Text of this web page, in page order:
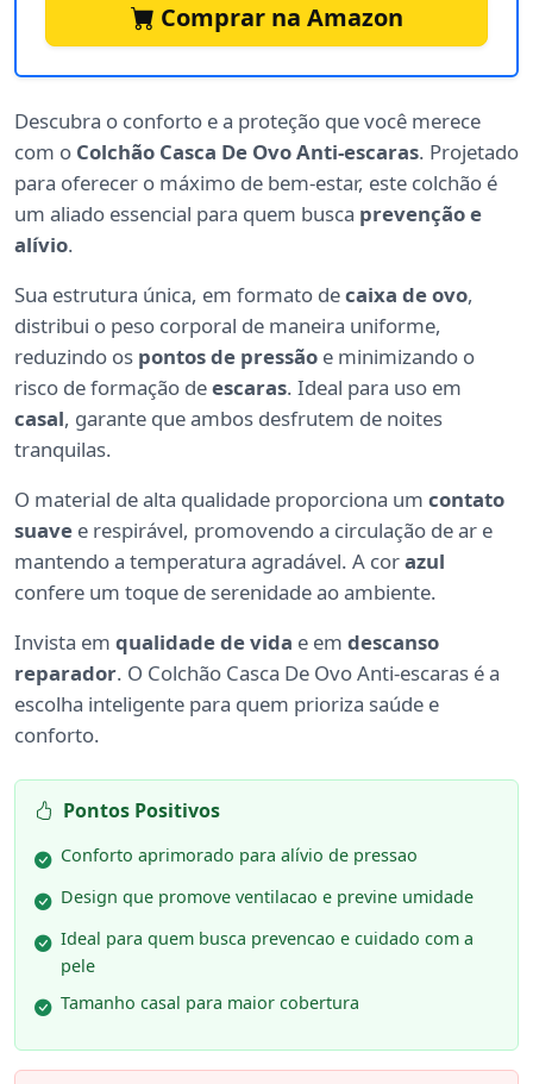
Comprar na Amazon
Descubra o conforto e a proteção que você merece
com o Colchão Casca De Ovo Anti-escaras. Projetado
para oferecer o máximo de bem-estar, este colchão é
um aliado essencial para quem busca prevenção e
alívio.
Sua estrutura única, em formato decaixa de ovo,
distribui o peso corporal de maneira uniforme,
reduzindo os pontos de pressão e minimizando o
risco de formação deescaras. Ideal para uso em
casal, garante que ambos desfrutem de noites
tranquilas.
O material de alta qualidade proporciona um contato
suave e respirável, promovendo a circulação de ar e
mantendo a temperatura agradável. A corazul
confere um toque de serenidade ao ambiente.
Invista em qualidade de vida e em descanso
reparador. O Colchão Casca De Ovo Anti-escaras é a
escolha inteligente para quem prioriza saúde e
conforto.
Pontos Positivos
Conforto aprimorado para alívio de pressao
Design que promove ventilacao e previne umidade
Ideal para quem busca prevencao e cuidado com a
pele
Tamanho casal para maior cobertura